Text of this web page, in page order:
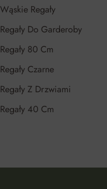
Wąskie Regały
Regały Do Garderoby
Regały 80 Cm
Regały Czarne
Regały Z Drzwiami
Regały 40 Cm